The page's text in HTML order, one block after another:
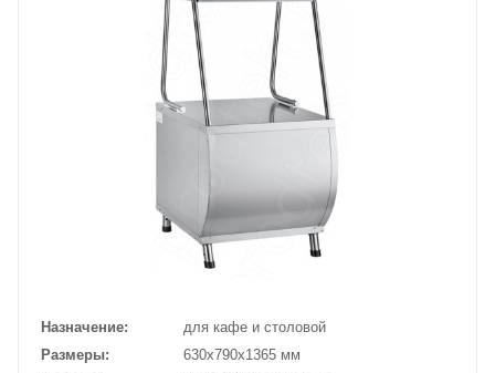
Назначение
для кафе и столовой
Размеры
630х790х1365 мм